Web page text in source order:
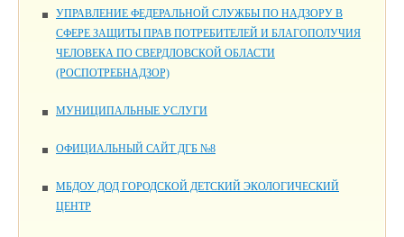
УПРАВЛЕНИЕ ФЕДЕРАЛЬНОЙ СЛУЖБЫ ПО НАДЗОРУ В
СФЕРЕ ЗАЩИТЫ ПРАВ ПОТРЕБИТЕЛЕЙ И БЛАГОПОЛУЧИЯ
ЧЕЛОВЕКА ПО СВЕРДЛОВСКОЙ ОБЛАСТИ
(РОСПОТРЕБНАДЗОР)
МУНИЦИПАЛЬНЫЕ УСЛУГИ
ОФИЦИАЛЬНЫЙ САЙТ ДГБ №8
МБДОУ ДОД ГОРОДСКОЙ ДЕТСКИЙ ЭКОЛОГИЧЕСКИЙ
ЦЕНТР